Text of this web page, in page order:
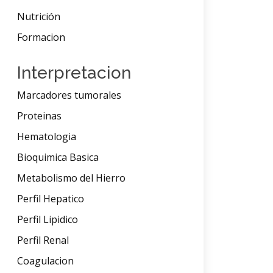
Nutrición
Formacion
Interpretacion
Marcadores tumorales
Proteinas
Hematologia
Bioquimica Basica
Metabolismo del Hierro
Perfil Hepatico
Perfil Lipidico
Perfil Renal
Coagulacion